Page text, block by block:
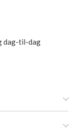
dag-til-dag